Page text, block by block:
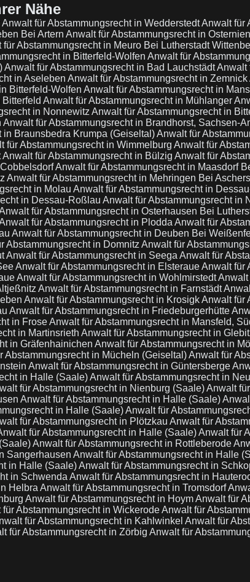
Nähe
Anwalt für Abstammungsrecht in WedderstedtAnwalt für
Bei Artern Anwalt für Abstammungsrecht in
für Abstammungsrecht in Meuro Bei Lutherstadt
in Bitterfeld-Wolfen Anwalt für
Anwalt für Abstammungsrecht in Bad LauchstädtAnwalt
in Aseleben Anwalt für Abstammungsrecht in Zemnick
Bitterfeld-Wolfen Anwalt für Abstammungsrecht in
Anwalt für Abstammungsrecht in Mühlanger
in Nonnewitz Anwalt für Abstammungsrecht in
Anwalt für Abstammungsrecht in Brandhorst, Sachsen-
Braunsbedra Krumpa (Geiseltal)Anwalt für
für Abstammungsrecht in Wimmelburg Anwalt für
Anwalt für Abstammungsrecht in Bülzig Anwalt für
Anwalt für Abstammungsrecht in Maasdorf
Anwalt für Abstammungsrecht in Mehringen Bei
in Molau Anwalt für Abstammungsrecht in
in Dessau-Roßlau Anwalt für Abstammungsrecht in
für Abstammungsrecht in Osterhausen Bei
für Abstammungsrecht in Plodda Anwalt für
Anwalt für Abstammungsrecht in Deuben Bei
Abstammungsrecht in Domnitz Anwalt für
Anwalt für Abstammungsrecht in Seega Anwalt für
Anwalt für Abstammungsrecht in ElsteraueAnwalt für
Anwalt für Abstammungsrecht in WohlmirstedtAnwalt
Anwalt für Abstammungsrecht in Farnstädt
Anwalt für Abstammungsrecht in KrosigkAnwalt für
Anwalt für Abstammungsrecht in Friedeburgerhütte
in FroseAnwalt für Abstammungsrecht in Mansfeld,
in Martinsrieth Anwalt für Abstammungsrecht in
in Gräfenhainichen Anwalt für Abstammungsrecht in
Abstammungsrecht in Mücheln (Geiseltal)Anwalt für
Anwalt für Abstammungsrecht in Güntersberge
in Halle (Saale)Anwalt für Abstammungsrecht in
für Abstammungsrecht in Nienburg (Saale)Anwalt
Anwalt für Abstammungsrecht in Halle (Saale)
in Halle (Saale)Anwalt für
für Abstammungsrecht in Plötzkau Anwalt für
für Abstammungsrecht in Halle (Saale)Anwalt für
Anwalt für Abstammungsrecht in Rottleberode
Sangerhausen Anwalt für Abstammungsrecht in Halle
in Halle (Saale)Anwalt für Abstammungsrecht in
in Schwenda Anwalt für Abstammungsrecht in
Helbra Anwalt für Abstammungsrecht in Tromsdorf
Anwalt für Abstammungsrecht in HoymAnwalt für
für Abstammungsrecht in WickerodeAnwalt für
für Abstammungsrecht in Kahlwinkel Anwalt für
für Abstammungsrecht in Zörbig Anwalt für